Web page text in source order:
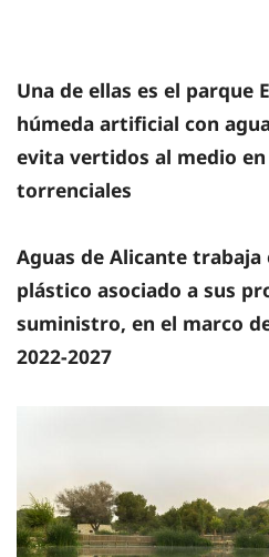
Una de ellas es el parque
húmeda artificial con
evita vertidos al medio
torrenciales
Aguas de Alicante trabaja
plástico asociado a sus
suministro, en el marco
2022-2027